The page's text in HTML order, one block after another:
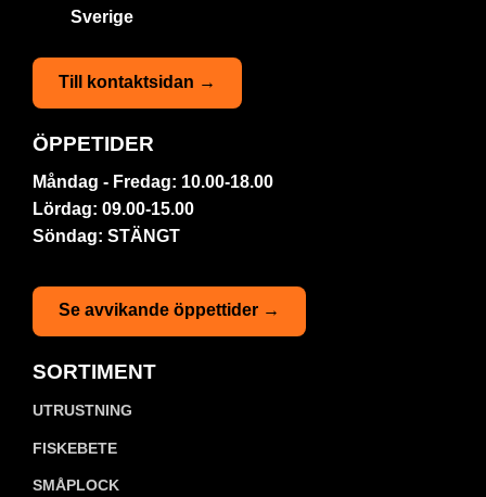
Sverige
Till kontaktsidan →
ÖPPETIDER
Måndag - Fredag: 10.00-18.00
Lördag: 09.00-15.00
Söndag: STÄNGT
Se avvikande öppettider →
SORTIMENT
UTRUSTNING
FISKEBETE
SMÅPLOCK